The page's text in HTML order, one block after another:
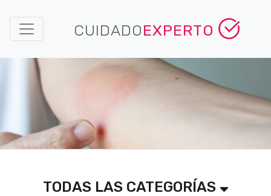
CUIDADOEXPERTO
TODAS LAS CATEGORÍAS